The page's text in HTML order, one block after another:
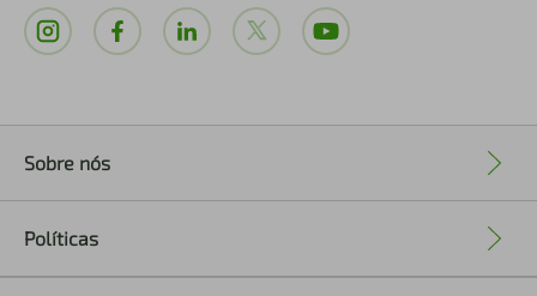
Sobre nós
Políticas